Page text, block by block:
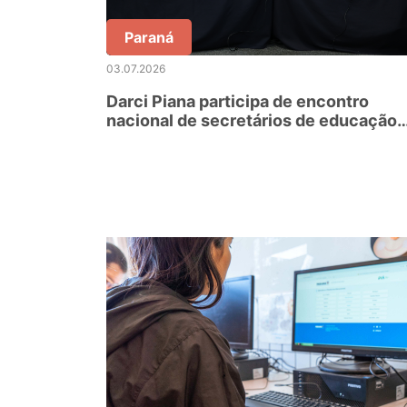
Paraná
03.07.2026
Darci Piana participa de encontro
nacional de secretários de educação